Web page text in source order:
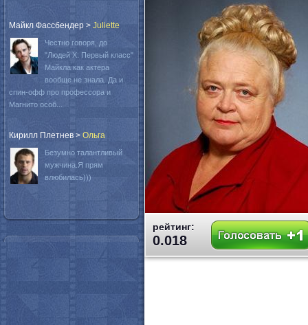
рейтинг:
0.018
Майкл Фассбендер > Juliette
Честно говоря, до
"Людей Х: Первый класс"
Майкла как актера
вообще не знала. Да и
спин-офф про профессора и
Магнито особ...
Кирилл Плетнев > Oльга
Безумно талантливый
мужчина.Я прям
влюбилась)))